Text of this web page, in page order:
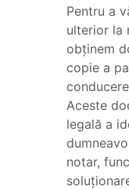
Pentru a
ulterior la
obținem
copie a
Aceste
legală a
notar,